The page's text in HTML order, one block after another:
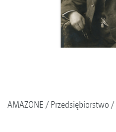
AMAZONE Przedsiębiorstwo